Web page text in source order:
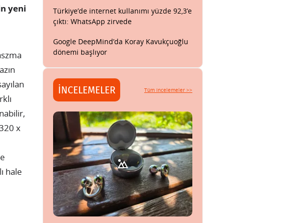
yeni
x
hale
Türkiye’de internet kullanımı yüzde 92,3’e
çıktı: WhatsApp zirvede
Google DeepMind’da Koray Kavukçuoğlu
dönemi başlıyor
İNCELEMELER Tüm incelemeler >>